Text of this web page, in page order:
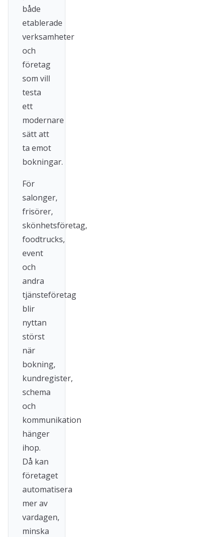
både
etablerade
verksamheter
och
företag
som vill
testa
ett
modernare
sätt att
ta emot
bokningar.
För
salonger,
frisörer,
skönhetsföretag,
foodtrucks,
event
och
andra
tjänsteföretag
blir
nyttan
störst
när
bokning,
kundregister,
schema
och
kommunikation
hänger
ihop.
Då kan
företaget
automatisera
mer av
vardagen,
minska